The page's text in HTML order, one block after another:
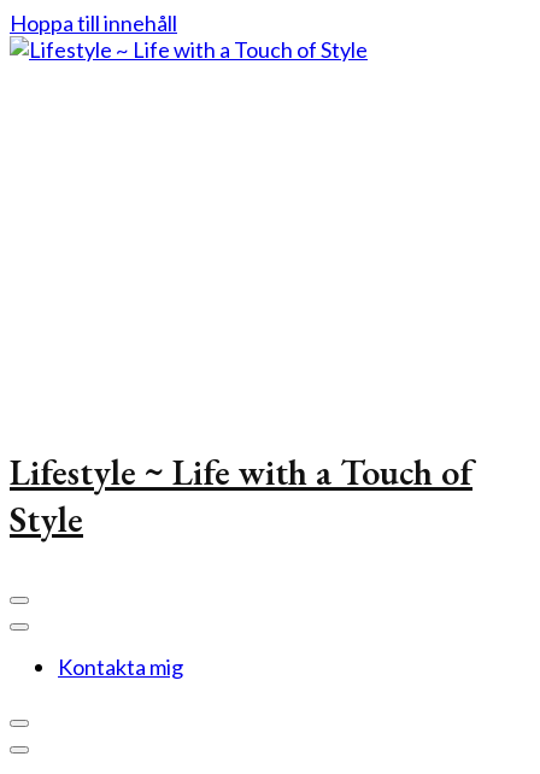
Hoppa till innehåll
Lifestyle ~ Life with a Touch of
Style
Kontakta mig